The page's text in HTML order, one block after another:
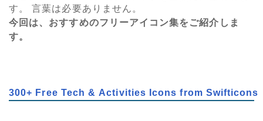
す。 言葉は必要ありません。
今回は、おすすめのフリーアイコン集をご紹介しま
す。
300+ Free Tech & Activities Icons from Swifticons